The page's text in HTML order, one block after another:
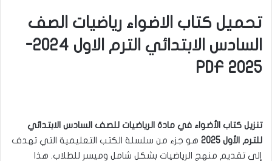
تحميل كتاب الاضواء رياضيات الصف
السادس الابتدائي الترم الاول 2024-
2025 PDF
تنزيل كتاب الأضواء في مادة الرياضيات للصف السادس الابتدائي
للترم الأول 2025
هو جزء من سلسلة الكتب التعليمية التي تهدف
إلى تقديم منهج الرياضيات بشكل شامل وميسر للطلاب. هذا